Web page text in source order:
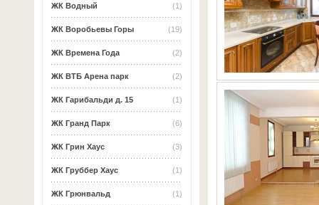
(1)
ЖК Водный
(19)
ЖК Воробьевы Горы
(2)
ЖК Времена Года
(2)
ЖК ВТБ Арена парк
(1)
ЖК Гарибальди д. 15
(6)
ЖК Гранд Парк
(3)
ЖК Грин Хаус
(1)
ЖК Груббер Хаус
(1)
ЖК Грюнвальд